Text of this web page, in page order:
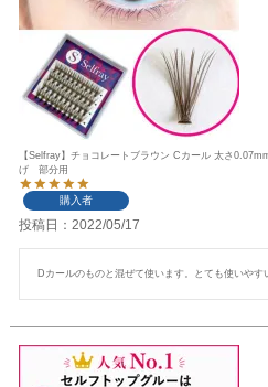
【Selfray】チョコレートブラウン Cカール 太さ
げ 部分用
購入者
投稿日 2022/05/17
Dカールのものと混ぜて使います。とても使いやす